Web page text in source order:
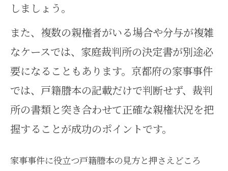
しましょう。
また、複数の親権者がいる場合や分与が複雑
なケースでは、家庭裁判所の決定書が別途必
要になることもあります。京都府の家事事件
では、戸籍謄本の記載だけで判断せず、裁判
所の書類と突き合わせて正確な親権状況を把
握することが成功のポイントです。
家事事件に役立つ戸籍謄本の見方と押さえどころ